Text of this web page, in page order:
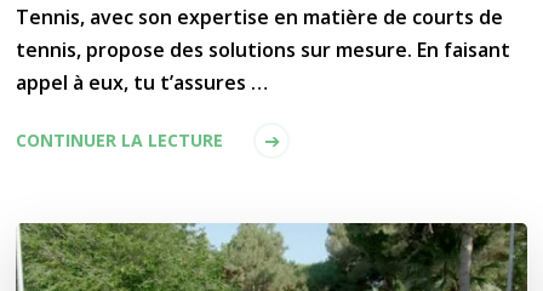
Tennis, avec son expertise en matière de courts de
tennis, propose des solutions sur mesure. En faisant
appel à eux, tu t’assures …
CONTINUER LA LECTURE